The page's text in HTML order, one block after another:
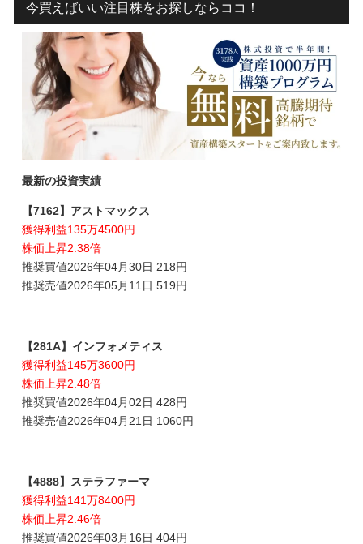
今買えばいい注目株をお探しならココ！
最新の投資実績
【7162】アストマックス
獲得利益135万4500円
株価上昇2.38倍
推奨買値2026年04月30日 218円
推奨売値2026年05月11日 519円
【281A】インフォメティス
獲得利益145万3600円
株価上昇2.48倍
推奨買値2026年04月02日 428円
推奨売値2026年04月21日 1060円
【4888】ステラファーマ
獲得利益141万8400円
株価上昇2.46倍
推奨買値2026年03月16日 404円